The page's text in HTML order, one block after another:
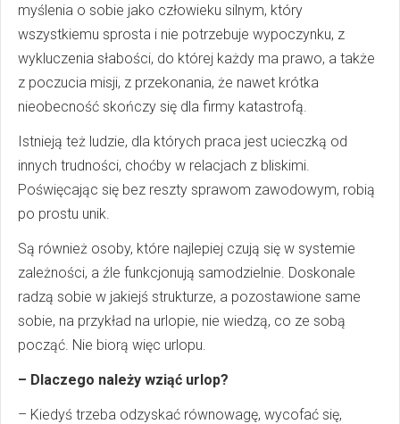
myślenia o sobie jako człowieku silnym, który
wszystkiemu sprosta i nie potrzebuje wypoczynku, z
wykluczenia słabości, do której każdy ma prawo, a także
z poczucia misji, z przekonania, że nawet krótka
nieobecność skończy się dla firmy katastrofą.
Istnieją też ludzie, dla których praca jest ucieczką od
innych trudności, choćby w relacjach z bliskimi.
Poświęcając się bez reszty sprawom zawodowym, robią
po prostu unik.
Są również osoby, które najlepiej czują się w systemie
zależności, a źle funkcjonują samodzielnie. Doskonale
radzą sobie w jakiejś strukturze, a pozostawione same
sobie, na przykład na urlopie, nie wiedzą, co ze sobą
począć. Nie biorą więc urlopu.
– Dlaczego należy wziąć urlop?
– Kiedyś trzeba odzyskać równowagę, wycofać się,